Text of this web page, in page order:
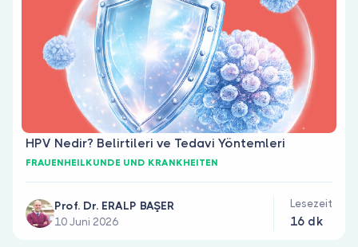
HPV Nedir? Belirtileri ve Tedavi Yöntemleri
FRAUENHEILKUNDE UND KRANKHEITEN
Prof. Dr. ERALP BAŞER
10 Juni 2026
Lesezeit
16 dk